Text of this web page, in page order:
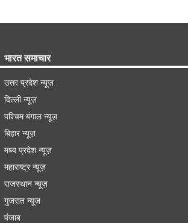
भारत समाचार
उत्तर प्रदेश न्यूज़
दिल्ली न्यूज़
पश्चिम बंगाल न्यूज़
बिहार न्यूज़
मध्य प्रदेश न्यूज़
महाराष्ट्र न्यूज़
राजस्थान न्यूज़
गुजरात न्यूज़
पंजाब